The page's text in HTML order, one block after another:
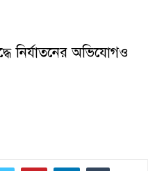
নির্যাতনের অভিযোগও